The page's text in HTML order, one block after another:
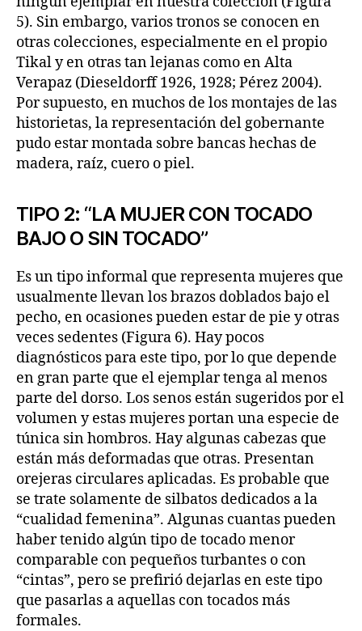
5). Sin embargo, varios tronos se conocen en
otras colecciones, especialmente en el propio
Tikal y en otras tan lejanas como en Alta
Verapaz (Dieseldorff 1926, 1928; Pérez 2004).
Por supuesto, en muchos de los montajes de las
historietas, la representación del gobernante
pudo estar montada sobre bancas hechas de
madera, raíz, cuero o piel.
TIPO 2: “LA MUJER CON TOCADO
BAJO O SIN TOCADO”
Es un tipo informal que representa mujeres que
usualmente llevan los brazos doblados bajo el
pecho, en ocasiones pueden estar de pie y otras
veces sedentes (Figura 6). Hay pocos
diagnósticos para este tipo, por lo que depende
en gran parte que el ejemplar tenga al menos
parte del dorso. Los senos están sugeridos por el
volumen y estas mujeres portan una especie de
túnica sin hombros. Hay algunas cabezas que
están más deformadas que otras. Presentan
orejeras circulares aplicadas. Es probable que
se trate solamente de silbatos dedicados a la
“cualidad femenina”. Algunas cuantas pueden
haber tenido algún tipo de tocado menor
comparable con pequeños turbantes o con
“cintas”, pero se prefirió dejarlas en este tipo
que pasarlas a aquellas con tocados más
formales.